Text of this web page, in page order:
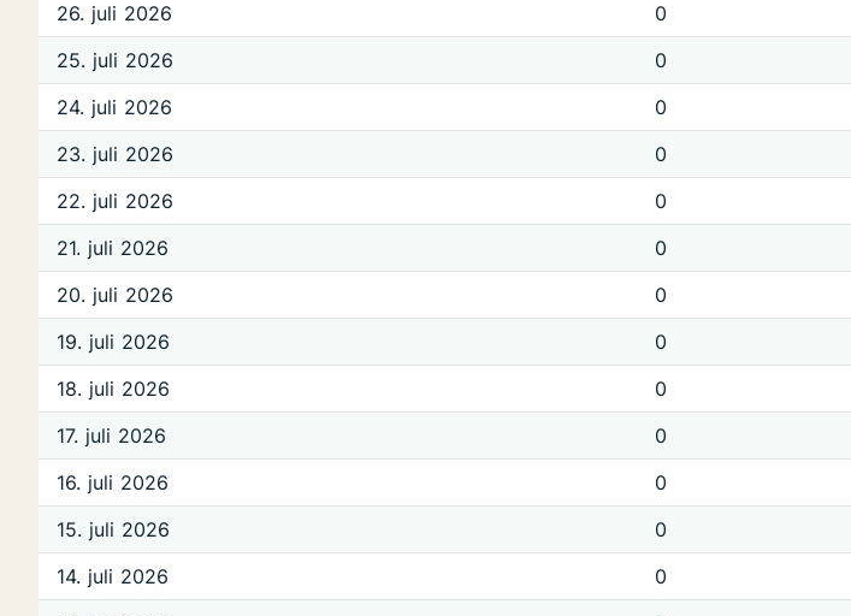
26. juli 2026
0
25. juli 2026
0
24. juli 2026
0
23. juli 2026
0
22. juli 2026
0
21. juli 2026
0
20. juli 2026
0
19. juli 2026
0
18. juli 2026
0
17. juli 2026
0
16. juli 2026
0
15. juli 2026
0
14. juli 2026
0